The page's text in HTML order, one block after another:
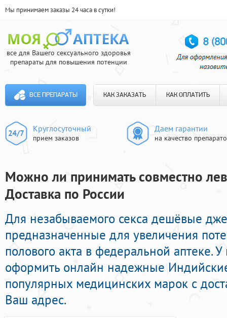
Мы принимаем заказы 24 часа в сутки!
все для Вашего сексуального здоровья
препараты для повышения потенции
ВСЕ ПРЕПАРАТЫ КАК ЗАКАЗАТЬ КАК ОПЛАТИТЬ
Круглосуточный
прием заказов
Даем гарантии
на качество
Можно ли принимать совместно
Доставка по России
Для незабываемого секса дешёвые
предназначенные для увеличения
полового акта в федеральной аптеке.
оформить онлайн надежные
популярных медицинских марок с
Ваш адрес.